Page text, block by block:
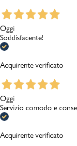
Oggi
Soddisfacente!
Acquirente verificato
Oggi
Servizio comodo e
Acquirente verificato